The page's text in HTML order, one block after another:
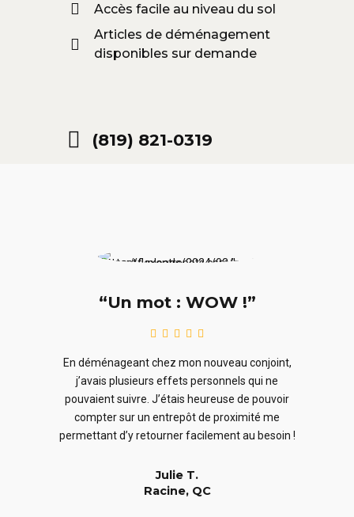
Accès facile au niveau du sol
Articles de déménagement
disponibles sur demande
(819) 821-0319
“Un mot : WOW !”
En déménageant chez mon nouveau conjoint,
j’avais plusieurs effets personnels qui ne
pouvaient suivre. J’étais heureuse de pouvoir
compter sur un entrepôt de proximité me
permettant d’y retourner facilement au besoin !
Julie T.
Racine, QC